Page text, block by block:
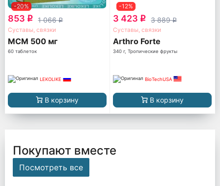
-20%
853 q 1 066q
Суставы, связки
МСМ 500 мг
60 таблеток
LEKOLIKE
В корзину
-12%
3 423 q 3 889q
Суставы, связки
Arthro Forte
340 г, Тропические фрукты
BioTechUSA
В корзину
Покупают вместе
Посмотреть все